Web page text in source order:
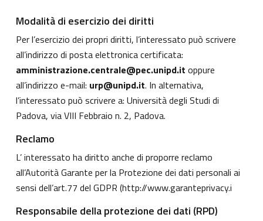
Modalità di esercizio dei diritti
Per l’esercizio dei propri diritti, l’interessato può scrivere
all’indirizzo di posta elettronica certificata:
amministrazione.centrale@pec.unipd.it oppure
all’indirizzo e-mail: urp@unipd.it. In alternativa,
l’interessato può scrivere a: Università degli Studi di
Padova, via VIII Febbraio n. 2, Padova.
Reclamo
L’ interessato ha diritto anche di proporre reclamo
all’Autorità Garante per la Protezione dei dati personali ai
sensi dell’art.77 del GDPR (http://www.garanteprivacy.i
Responsabile della protezione dei dati (RPD)